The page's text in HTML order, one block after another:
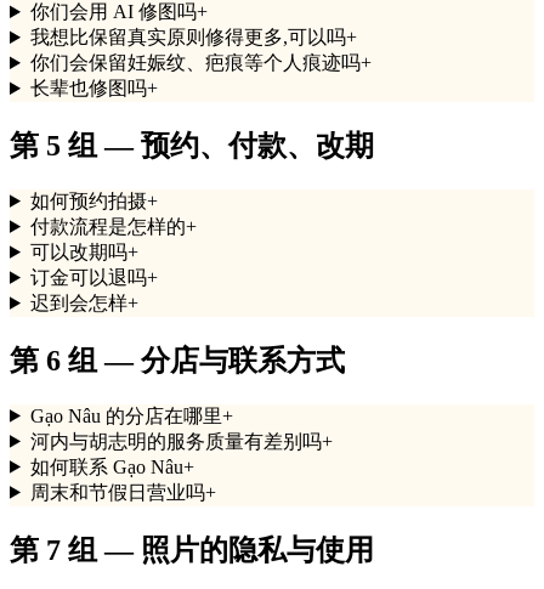
你们会用 AI 修图吗+
我想比保留真实原则修得更多,可以吗+
你们会保留妊娠纹、疤痕等个人痕迹吗+
长辈也修图吗+
第 5 组 — 预约、付款、改期
如何预约拍摄+
付款流程是怎样的+
可以改期吗+
订金可以退吗+
迟到会怎样+
第 6 组 — 分店与联系方式
Gạo Nâu 的分店在哪里+
河内与胡志明的服务质量有差别吗+
如何联系 Gạo Nâu+
周末和节假日营业吗+
第 7 组 — 照片的隐私与使用